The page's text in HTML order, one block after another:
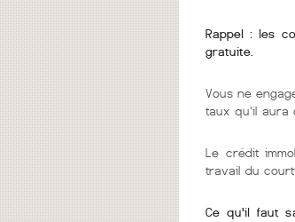
Rappel : les
gratuite.
Vous ne
taux qu'il aura
Le crédit
travail du
Ce qu'il faut